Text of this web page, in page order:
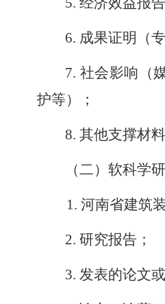
6. 成果证明（
7. 社会影响（
护等）
；
8. 其他支撑材
（二） 软科学
1. 河南省建筑
2. 研究报告 ；
3. 发表的论文